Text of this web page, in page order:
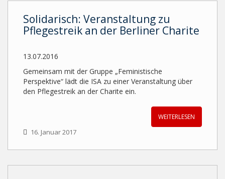
Solidarisch: Veranstaltung zu
Pflegestreik an der Berliner Charite
13.07.2016
Gemeinsam mit der Gruppe „Feministische
Perspektive“ lädt die ISA zu einer Veranstaltung über
den Pflegestreik an der Charite ein.
WEITERLESEN
16. Januar 2017